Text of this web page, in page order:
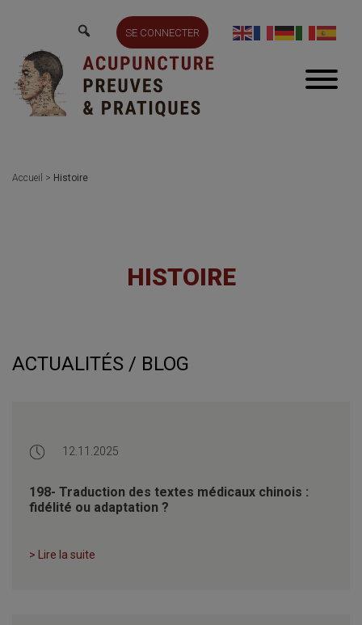
SE CONNECTER
Accueil > Histoire
HISTOIRE
ACTUALITÉS / BLOG
12.11.2025
198- Traduction des textes médicaux chinois :
fidélité ou adaptation ?
> Lire la suite